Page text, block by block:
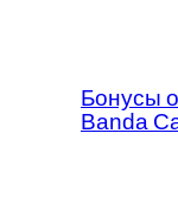
Бонусы
Banda